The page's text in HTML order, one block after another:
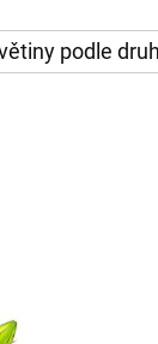
podle